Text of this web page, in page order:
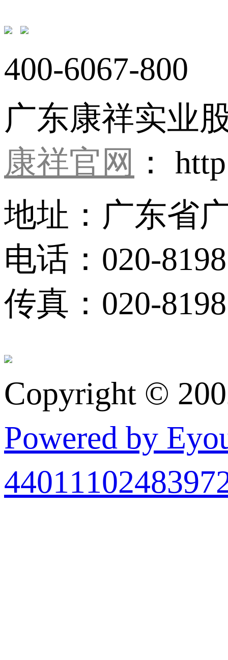
400-6067-800
广东康祥实业
康祥官网 ：
地址：广东省
电话：020-
传真：020-
Copyright ©
Powered by